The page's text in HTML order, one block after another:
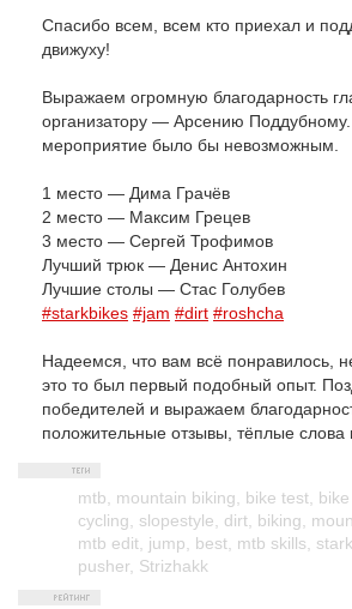
Спасибо всем, всем кто приехал и
движуху!
Выражаем огромную благодарность
организатору — Арсению Поддубному.
мероприятие было бы невозможным.
1 место — Дима Грачёв
2 место — Максим Грецев
3 место — Сергей Трофимов
Лучший трюк — Денис Антохин
Лучшие столы — Стас Голубев ⠀
#starkbikes #jam #dirt #roshcha
Надеемся, что вам всё понравилось,
это то был первый подобный опыт.
победителей и выражаем
положительные отзывы, тёплые слова
mtb mountain biking bike test
cycling
slopestyle dirt biking
mtb edit jump best mtb skills
pusher Strizhakk